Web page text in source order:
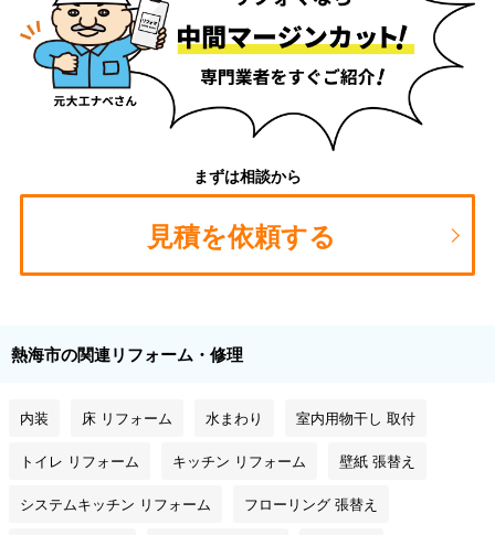
まずは相談から
見積を依頼する
熱海市の関連リフォーム・修理
内装 床 リフォーム 水まわり 室内用物干し 取付
トイレ リフォーム キッチン リフォーム 壁紙 張替え
システムキッチン リフォーム フローリング 張替え